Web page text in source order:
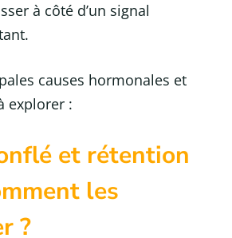
à côté d’un signal
causes hormonales et
explorer :
et rétention
les
?